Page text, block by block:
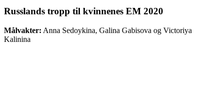
Russlands tropp til kvinnenes EM 2020
Målvakter: Anna Sedoykina, Galina Gabisova og Victoriya
Kalinina